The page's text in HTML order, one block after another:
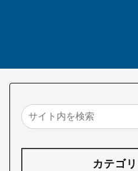
カテゴ